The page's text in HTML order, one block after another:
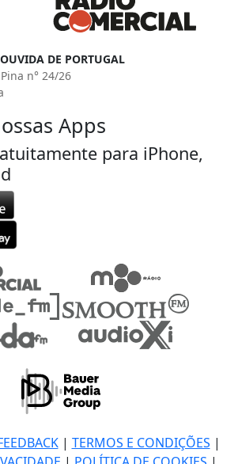
DE PORTUGAL
n° 24/26
Apps
para iPhone,
| TERMOS E CONDIÇÕES |